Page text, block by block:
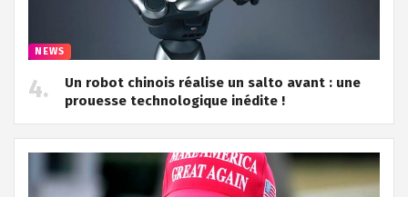
NEWS
Un robot chinois réalise un salto avant : une
prouesse technologique inédite !